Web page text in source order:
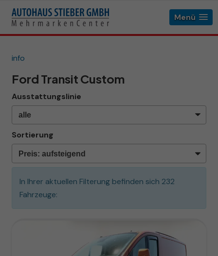
Menü
info
Ford Transit Custom
Ausstattungslinie
Sortierung
In Ihrer aktuellen Filterung befinden sich 232
Fahrzeuge: